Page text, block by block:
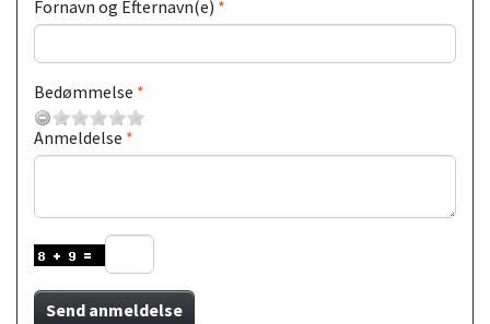
Fornavn og Efternavn(e)
Bedømmelse
Anmeldelse
Send anmeldelse